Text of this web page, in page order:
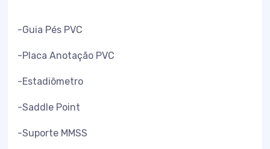
-Guia Pés PVC
-Placa Anotação PVC
-Estadiômetro
-Saddle Point
-Suporte MMSS